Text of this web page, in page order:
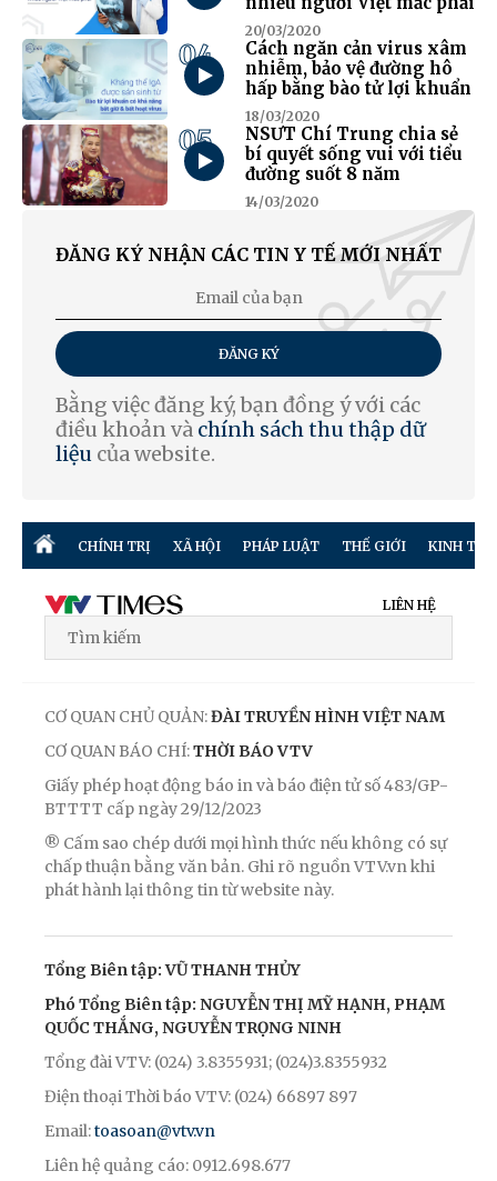
20/03/2020
04
Cách ngăn cản virus xâm
nhiễm, bảo vệ đường hô
hấp bằng bào tử lợi khuẩn
18/03/2020
05
NSƯT Chí Trung chia sẻ
bí quyết sống vui với tiểu
đường suốt 8 năm
14/03/2020
ĐĂNG KÝ NHẬN CÁC TIN Y TẾ MỚI NHẤT
ĐĂNG KÝ
Bằng việc đăng ký, bạn đồng ý với các
điều khoản và chính sách thu thập dữ
liệu của website.
CHÍNH TRỊ XÃ HỘI PHÁP LUẬT THẾ GIỚI KINH TẾ
LIÊN HỆ
CƠ QUAN CHỦ QUẢN:ĐÀI TRUYỀN HÌNH VIỆT NAM
CƠ QUAN BÁO CHÍ:THỜI BÁO VTV
Giấy phép hoạt động báo in và báo điện tử số 483/GP-
BTTTT cấp ngày 29/12/2023
® Cấm sao chép dưới mọi hình thức nếu không có sự
chấp thuận bằng văn bản. Ghi rõ nguồn VTV.vn khi
phát hành lại thông tin từ website này.
Tổng Biên tập: VŨ THANH THỦY
Phó Tổng Biên tập: NGUYỄN THỊ MỸ HẠNH, PHẠM
QUỐC THẮNG, NGUYỄN TRỌNG NINH
Tổng đài VTV: (024) 3.8355931; (024)3.8355932
Điện thoại Thời báo VTV: (024) 66897 897
Email:toasoan@vtv.vn
Liên hệ quảng cáo: 0912.698.677